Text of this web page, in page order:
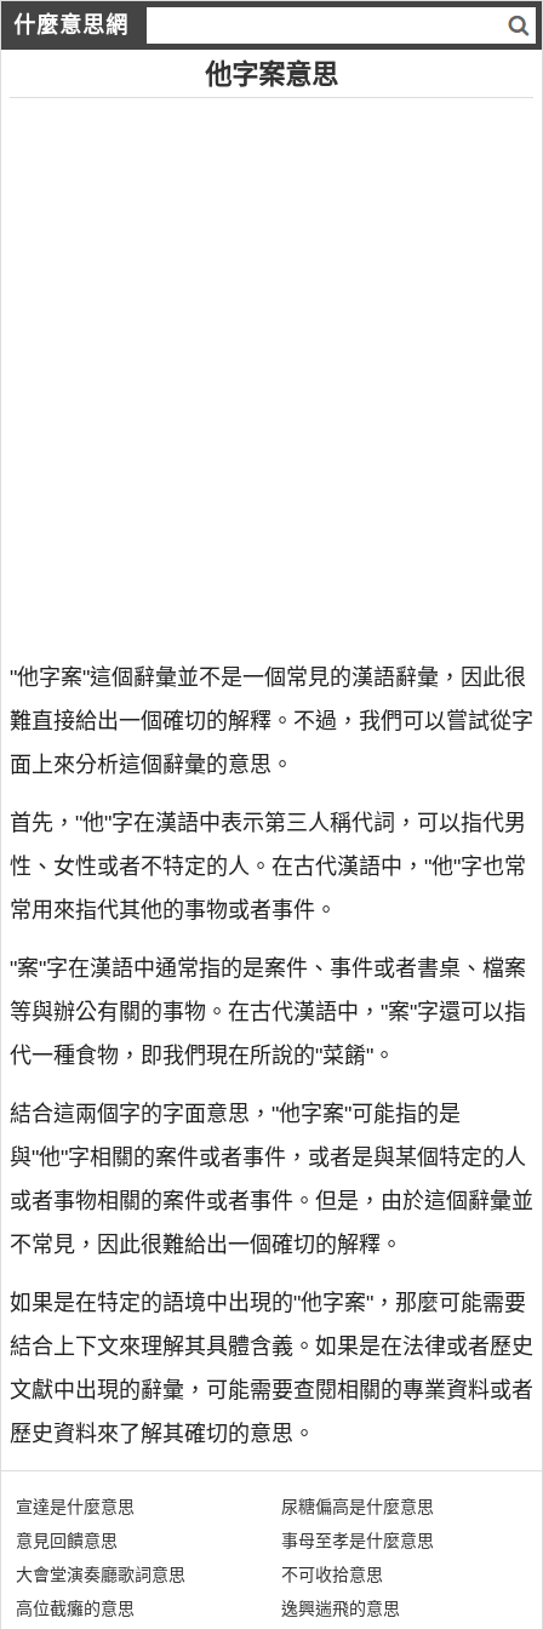
什麼意思網
他字案意思
"他字案"這個辭彙並不是一個常見的漢語辭彙，因此很
難直接給出一個確切的解釋。不過，我們可以嘗試從字
面上來分析這個辭彙的意思。
首先，"他"字在漢語中表示第三人稱代詞，可以指代男
性、女性或者不特定的人。在古代漢語中，"他"字也常
常用來指代其他的事物或者事件。
"案"字在漢語中通常指的是案件、事件或者書桌、檔案
等與辦公有關的事物。在古代漢語中，"案"字還可以指
代一種食物，即我們現在所說的"菜餚"。
結合這兩個字的字面意思，"他字案"可能指的是
與"他"字相關的案件或者事件，或者是與某個特定的人
或者事物相關的案件或者事件。但是，由於這個辭彙並
不常見，因此很難給出一個確切的解釋。
如果是在特定的語境中出現的"他字案"，那麼可能需要
結合上下文來理解其具體含義。如果是在法律或者歷史
文獻中出現的辭彙，可能需要查閱相關的專業資料或者
歷史資料來了解其確切的意思。
宣達是什麼意思
意見回饋意思
大會堂演奏廳歌詞意思
高位截癱的意思
尿糖偏高是什麼意思
事母至孝是什麼意思
不可收拾意思
逸興遄飛的意思